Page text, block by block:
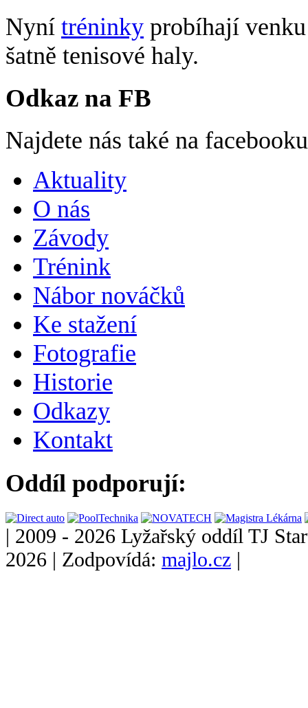
Nyní tréninky probíhají
šatně tenisové haly.
Odkaz na FB
Najdete nás také na
Aktuality
O nás
Závody
Trénink
Nábor nováčků
Ke stažení
Fotografie
Historie
Odkazy
Kontakt
Oddíl podporují:
| 2009 - 2026 Lyžařský oddíl TJ
2026 | Zodpovídá: majlo.cz |